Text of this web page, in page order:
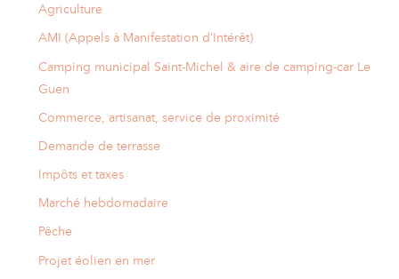
Agriculture
AMI (Appels à Manifestation d’Intérêt)
Camping municipal Saint-Michel & aire de camping-car Le
Guen
Commerce, artisanat, service de proximité
Demande de terrasse
Impôts et taxes
Marché hebdomadaire
Pêche
Projet éolien en mer